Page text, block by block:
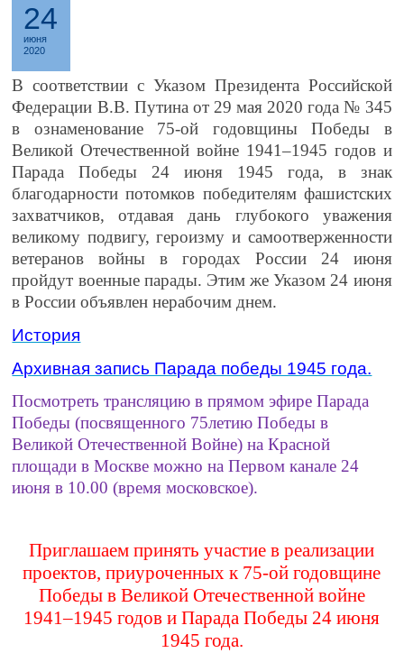
24
июня
2020
В соответствии с Указом Президента Российской
Федерации В.В. Путина от 29 мая 2020 года № 345
в ознаменование 75-ой годовщины Победы в
Великой Отечественной войне 1941–1945 годов и
Парада Победы 24 июня 1945 года, в знак
благодарности потомков победителям фашистских
захватчиков, отдавая дань глубокого уважения
великому подвигу, героизму и самоотверженности
ветеранов войны в городах России 24 июня
пройдут военные парады. Этим же Указом 24 июня
в России объявлен нерабочим днем.
История
Архивная запись Парада победы 1945 года.
Посмотреть трансляцию в прямом эфире Парада
Победы (посвященного 75летию Победы в
Великой Отечественной Войне) на Красной
площади в Москве можно на Первом канале 24
июня в 10.00 (время московское).
Приглашаем принять участие в реализации
проектов, приуроченных к 75-ой годовщине
Победы в Великой Отечественной войне
1941–1945 годов и Парада Победы 24 июня
1945 года.